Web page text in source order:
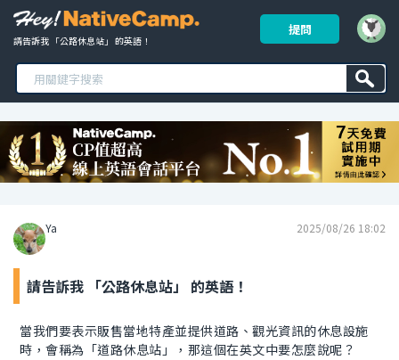
請告訴我 「公路休息站」 的英語！
提問
Ya 2025/08/26 18:02
請告訴我 「公路休息站」 的英語！
當我們要表示販售當地特產並提供道路、觀光資訊的休息設施
時，會稱為「道路休息站」，那這個在英文中要怎麼說呢？